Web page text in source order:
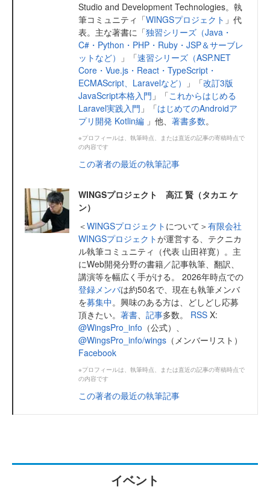
Studio and Development Technologies。執
筆コミュニティ「WINGSプロジェクト 」代
表。主な著書に「独習シリーズ（Java・
C#・Python・PHP・Ruby・JSP＆サーブレ
ットなど）
」「速習シリーズ（ASP.NET
Core・Vue.js・React・TypeScript・
ECMAScript、Laravelなど）
」「改訂3版
JavaScript本格入門 」「これからはじめる
Laravel実践入門 」「はじめてのAndroidア
プリ開発 Kotlin編 」他、 著書多数。
※プロフィールは、執筆時点、または直近の記事の寄稿時点で
の内容です
この著者の最近の執筆記事
WINGSプロジェクト 高江 賢（タカエ ケ
ン）
＜WINGSプロジェクト について＞有限会社
WINGSプロジェクトが運営する、テクニカ
ル執筆コミュニティ（代表 山田祥寛）。主
にWeb開発分野の書籍／記事執筆、翻訳、
講演等を幅広く手がける。 2026年時点での
登録メンバは約50名で、現在も執筆メンバ
を募集中。興味のある方は、どしどし応募
頂きたい。 著書 記事多数。 RSS X:
@WingsPro_info （公式）、
@WingsPro_info/wings （メンバーリスト）
Facebook
※プロフィールは、執筆時点、または直近の記事の寄稿時点で
の内容です
この著者の最近の執筆記事
イベント